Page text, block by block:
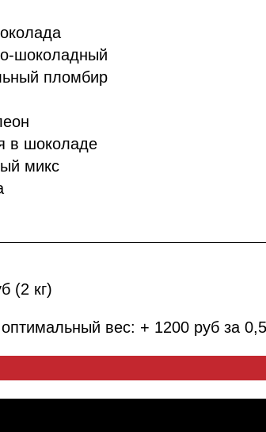
шоколадный
пломбир
в шоколаде
микс
(2 кг)
вес: + 1200 руб за